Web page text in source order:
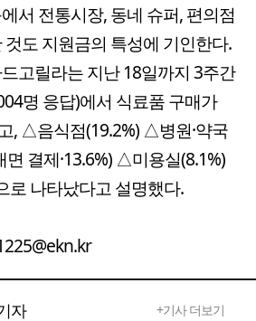
서 전통시장, 동네 슈퍼, 편의점
도 지원금의 특성에 기인한다.
고릴라는 지난 18일까지 3주간
명 응답)에서 식료품 구매가
, △음식점(19.2%) △병원·약국
결제·13.6%) △미용실(8.1%)
로 나타났다고 설명했다.
자
+기사 더보기